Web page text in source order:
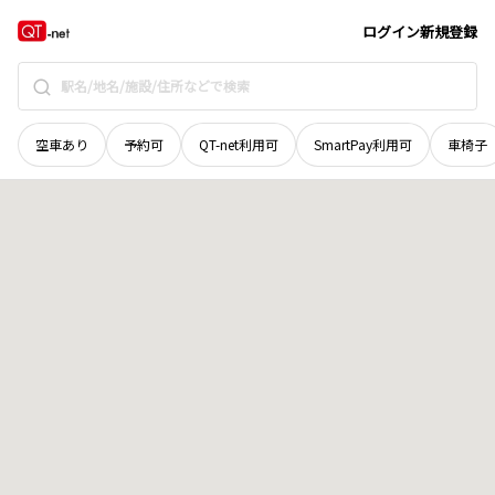
ログイン新規登録
空車あり 予約可 QT-net利用可 SmartPay利用可 車椅子
北海道